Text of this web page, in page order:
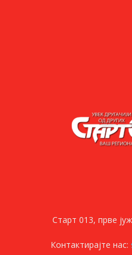
Старт 013, прве
Контактирајте нас: